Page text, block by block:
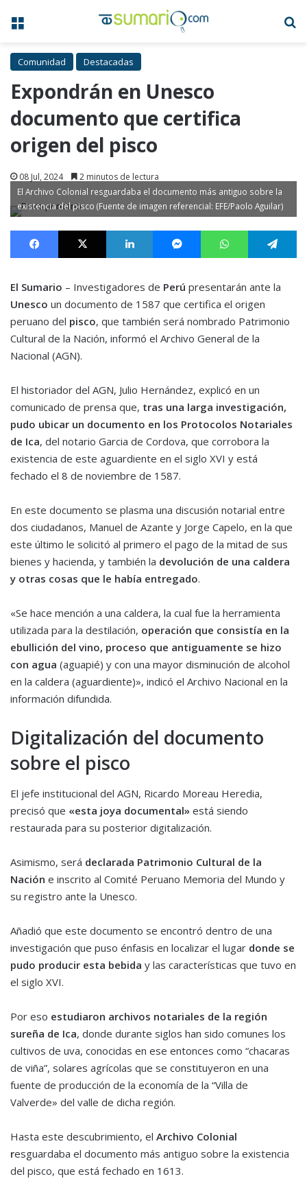
Menú
Comunidad Destacadas
Expondrán en Unesco
documento que certifica
origen del pisco
08 Jul, 2024 2 minutos de lectura
El Archivo Colonial resguardaba el documento más antiguo sobre la
existencia del pisco (Fuente de imagen referencial: EFE/Paolo Aguilar)
Facebook X LinkedIn MessengerWhatsApp
El Sumario – Investigadores de Perú presentarán ante la
Unesco un documento de 1587 que certifica el origen
peruano del pisco, que también será nombrado Patrimonio
Cultural de la Nación, informó el Archivo General de la
Nacional (AGN).
El historiador del AGN, Julio Hernández, explicó en un
comunicado de prensa que, tras una larga investigación,
pudo ubicar un documento en los Protocolos Notariales
de Ica, del notario Garcia de Cordova, que corrobora la
existencia de este aguardiente en el siglo XVI y está
fechado el 8 de noviembre de 1587.
En este documento se plasma una discusión notarial entre
dos ciudadanos, Manuel de Azante y Jorge Capelo, en la que
este último le solicitó al primero el pago de la mitad de sus
bienes y hacienda, y también la devolución de una caldera
y otras cosas que le había entregado.
«Se hace mención a una caldera, la cual fue la herramienta
utilizada para la destilación, operación que consistía en la
ebullición del vino, proceso que antiguamente se hizo
con agua (aguapié) y con una mayor disminución de alcohol
en la caldera (aguardiente)», indicó el Archivo Nacional en la
información difundida.
Digitalización del documento
sobre el pisco
El jefe institucional del AGN, Ricardo Moreau Heredia,
precisó que «esta joya documental» está siendo
restaurada para su posterior digitalización.
Asimismo, será declarada Patrimonio Cultural de la
Nación e inscrito al Comité Peruano Memoria del Mundo y
su registro ante la Unesco.
Añadió que este documento se encontró dentro de una
investigación que puso énfasis en localizar el lugar donde se
pudo producir esta bebida y las características que tuvo en
el siglo XVI.
Por eso estudiaron archivos notariales de la región
sureña de Ica, donde durante siglos han sido comunes los
cultivos de uva, conocidas en ese entonces como “chacaras
de viña”, solares agrícolas que se constituyeron en una
fuente de producción de la economía de la “Villa de
Valverde» del valle de dicha región.
Hasta este descubrimiento, el Archivo Colonial
resguardaba el documento más antiguo sobre la existencia
del pisco, que está fechado en 1613.